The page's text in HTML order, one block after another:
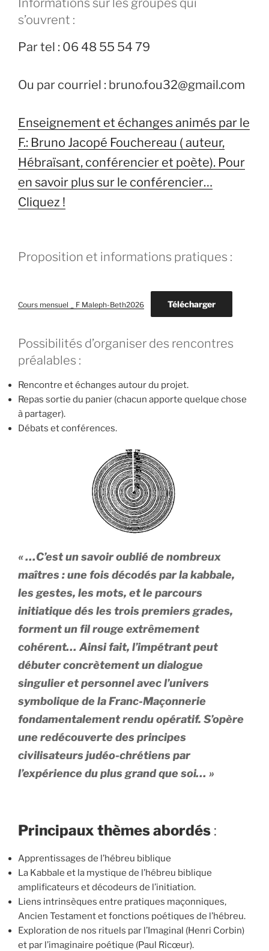
Informations sur les groupes qui
s’ouvrent :
Par tel : 06 48 55 54 79
Ou par courriel : bruno.fou32@gmail.com
Enseignement et échanges animés par le
F.: Bruno Jacopé Fouchereau ( auteur,
Hébraïsant, conférencier et poète). Pour
en savoir plus sur le conférencier…
Cliquez !
Proposition et informations pratiques :
Cours mensuel _ F Maleph-Beth2026 Télécharger
Possibilités d’organiser des rencontres
préalables :
Rencontre et échanges autour du projet.
Repas sortie du panier (chacun apporte quelque chose
à partager).
Débats et conférences.
« …C’est un savoir oublié de nombreux
maîtres : une fois décodés par la kabbale,
les gestes, les mots, et le parcours
initiatique dés les trois premiers grades,
forment un fil rouge extrêmement
cohérent… Ainsi fait, l’impétrant peut
débuter concrètement un dialogue
singulier et personnel avec l’univers
symbolique de la Franc-Maçonnerie
fondamentalement rendu opératif. S’opère
une redécouverte des principes
civilisateurs judéo-chrétiens par
l’expérience du plus grand que soi… »
Principaux thèmes abordés :
Apprentissages de l’hébreu biblique
La Kabbale et la mystique de l’hébreu biblique
amplificateurs et décodeurs de l’initiation.
Liens intrinsèques entre pratiques maçonniques,
Ancien Testament et fonctions poétiques de l’hébreu.
Exploration de nos rituels par l’Imaginal (Henri Corbin)
et par l’imaginaire poétique (Paul Ricœur).